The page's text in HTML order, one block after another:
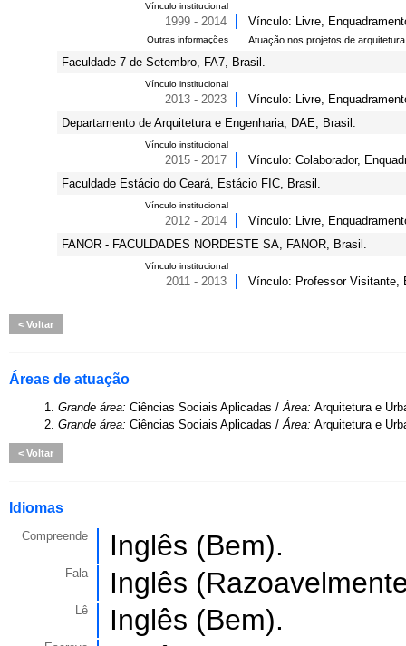
Vínculo institucional
1999 - 2014 Vínculo: Livre,
Outras informações Atuação nos projetos de
Faculdade 7 de Setembro, FA7, Brasil.
Vínculo institucional
2013 - 2023
Vínculo: Livre,
Departamento de Arquitetura e Engenharia, DAE, Brasil.
Vínculo institucional
2015 - 2017
Vínculo: Colaborador,
Faculdade Estácio do Ceará, Estácio FIC, Brasil.
Vínculo institucional
2012 - 2014
Vínculo: Livre,
FANOR - FACULDADES NORDESTE SA, FANOR, Brasil.
Vínculo institucional
2011 - 2013 Vínculo: Professor Visitante,
Voltar
Áreas de atuação
1. Grande área: Ciências Sociais Aplicadas /Área: Arquitetura e
2. Grande área: Ciências Sociais Aplicadas /Área: Arquitetura e
Voltar
Idiomas
Compreende Inglês (Bem).
Fala Inglês
Lê Inglês (Bem).